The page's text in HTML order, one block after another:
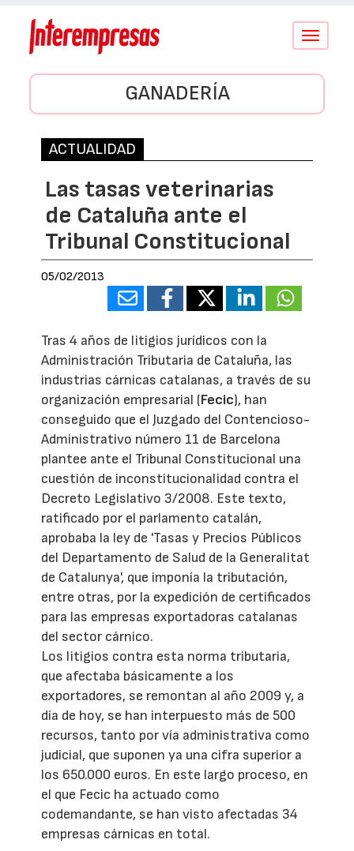
Conmutar
GANADERÍA
ACTUALIDAD
Las tasas veterinarias
de Cataluña ante el
Tribunal Constitucional
05/02/2013
Tras 4 años de litigios jurídicos con la
Administración Tributaria de Cataluña, las
industrias cárnicas catalanas, a través de su
organización empresarial (Fecic), han
conseguido que el Juzgado del Contencioso-
Administrativo número 11 de Barcelona
plantee ante el Tribunal Constitucional una
cuestión de inconstitucionalidad contra el
Decreto Legislativo 3/2008. Este texto,
ratificado por el parlamento catalán,
aprobaba la ley de 'Tasas y Precios Públicos
del Departamento de Salud de la Generalitat
de Catalunya', que imponía la tributación,
entre otras, por la expedición de certificados
para las empresas exportadoras catalanas
del sector cárnico.
Los litigios contra esta norma tributaria,
que afectaba básicamente a los
exportadores, se remontan al año 2009 y, a
día de hoy, se han interpuesto más de 500
recursos, tanto por vía administrativa como
judicial, que suponen ya una cifra superior a
los 650.000 euros. En este largo proceso, en
el que Fecic ha actuado como
codemandante, se han visto afectadas 34
empresas cárnicas en total.